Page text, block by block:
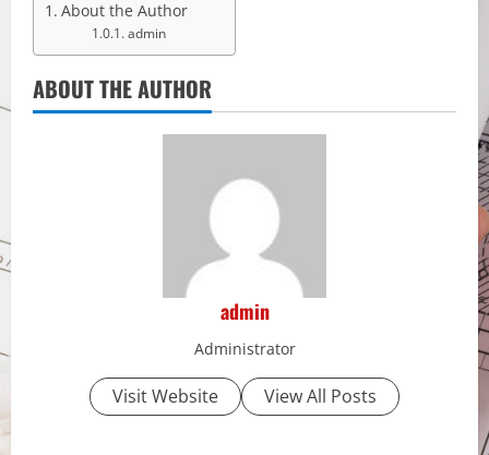
About the Author
admin
ABOUT THE AUTHOR
admin
Administrator
Visit Website View All Posts